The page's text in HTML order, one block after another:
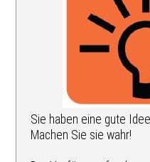
Sie haben eine gute
Machen Sie sie wahr!